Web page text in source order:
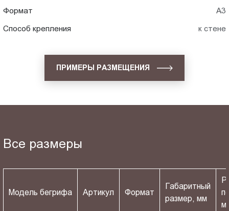
Формат А3
Способ крепления к стене
ПРИМЕРЫ РАЗМЕЩЕНИЯ
Все размеры
Модель бегрифа Артикул Формат
Габаритный
размер, мм